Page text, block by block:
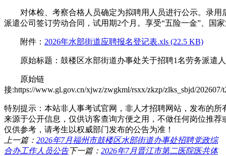
对体检、考察合格人员确定为拟聘用人员进行公示。录用
派遣公司签订劳动合同，试用期2个月。享受“五险一金”、国
附件： 2026年水部街道应聘报名登记表.xls (22.5 KB)
原始标题：鼓楼区水部街道办事处关于招聘1名劳务派遣
原始链
接:https://www.gl.gov.cn/xjwz/zwgkml/rsxx/zkzp/zlks_sbjd/202607/
特别提示：本站非人事考试官网，非人才招聘网站，发布的所
来源于公开信息，仅供访客查询方便之用，不做任何岗位推荐
仅供参考，请考生以权威部门发布的公告为准！
上一篇： 2026年7月福州市鼓楼区水部街道办事处招聘党政综
合办工作人员公告下一篇： 2026年7月晋江市第二医院医共体